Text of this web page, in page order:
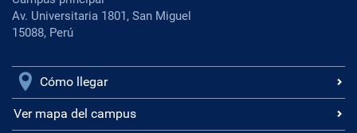
Av. Universitaria 1801, San Miguel
15088, Perú
Cómo llegar
Ver mapa del campus